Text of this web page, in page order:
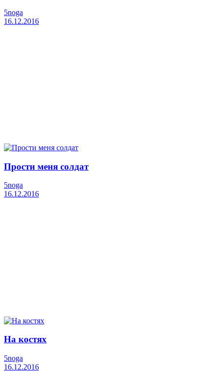
5noga
16.12.2016
Прости меня солдат
5noga
16.12.2016
На костях
5noga
16.12.2016